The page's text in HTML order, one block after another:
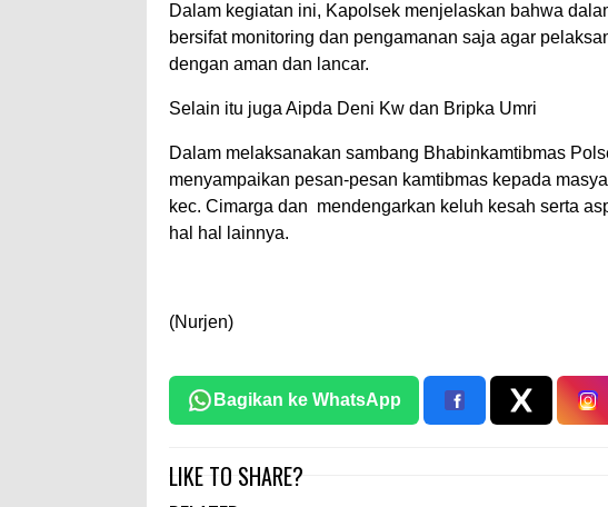
Dalam kegiatan ini, Kapolsek menjelaskan bahwa
bersifat monitoring dan pengamanan saja agar
dengan aman dan lancar.
Selain itu juga Aipda Deni Kw dan Bripka Umri
Dalam melaksanakan sambang Bhabinkamtibmas
menyampaikan pesan-pesan kamtibmas kepada
kec. Cimarga dan mendengarkan keluh kesah serta
hal hal lainnya.
(Nurjen)
Bagikan ke WhatsApp
LIKE TO SHARE?